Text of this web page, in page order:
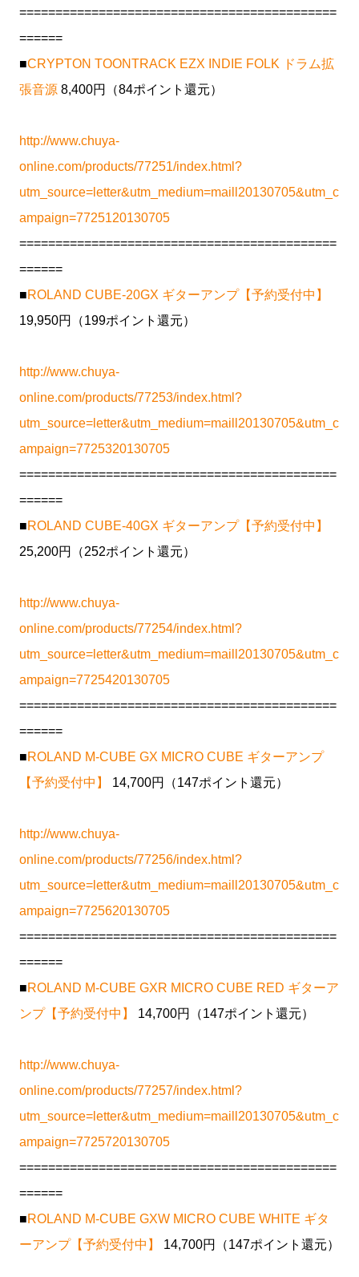
============================================
======
■CRYPTON TOONTRACK EZX INDIE FOLK ドラム拡
張音源 8,400円（84ポイント還元）
http://www.chuya-
online.com/products/77251/index.html?
utm_source=letter&utm_medium=maill20130705&utm_c
ampaign=7725120130705
============================================
======
■ROLAND CUBE-20GX ギターアンプ【予約受付中】
19,950円（199ポイント還元）
http://www.chuya-
online.com/products/77253/index.html?
utm_source=letter&utm_medium=maill20130705&utm_c
ampaign=7725320130705
============================================
======
■ROLAND CUBE-40GX ギターアンプ【予約受付中】
25,200円（252ポイント還元）
http://www.chuya-
online.com/products/77254/index.html?
utm_source=letter&utm_medium=maill20130705&utm_c
ampaign=7725420130705
============================================
======
■ROLAND M-CUBE GX MICRO CUBE ギターアンプ
【予約受付中】
14,700円（147ポイント還元）
http://www.chuya-
online.com/products/77256/index.html?
utm_source=letter&utm_medium=maill20130705&utm_c
ampaign=7725620130705
============================================
======
■ROLAND M-CUBE GXR MICRO CUBE RED ギターア
ンプ【予約受付中】
14,700円（147ポイント還元）
http://www.chuya-
online.com/products/77257/index.html?
utm_source=letter&utm_medium=maill20130705&utm_c
ampaign=7725720130705
============================================
======
■ROLAND M-CUBE GXW MICRO CUBE WHITE ギタ
ーアンプ【予約受付中】
14,700円（147ポイント還元）